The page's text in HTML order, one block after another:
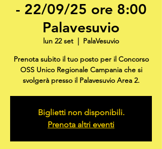
- 22/09/25 ore 8:00
Palavesuvio
lun 22 set
  |
PalaVesuvio
Prenota subito il tuo posto per il Concorso
OSS Unico Regionale Campania che si
svolgerà presso il Palavesuvio Area 2.
Biglietti non disponibili.
Prenota altri eventi